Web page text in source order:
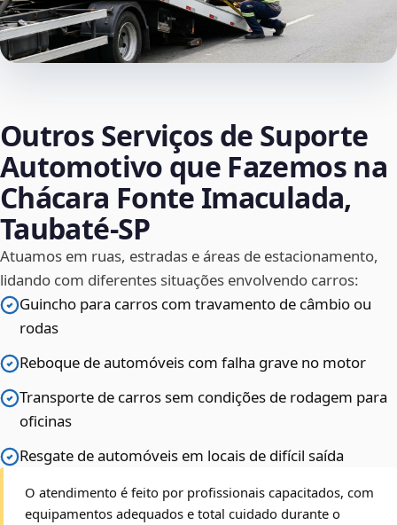
Outros Serviços de Suporte
Automotivo que Fazemos na
Chácara Fonte Imaculada,
Taubaté‑SP
Atuamos em ruas, estradas e áreas de estacionamento,
lidando com diferentes situações envolvendo carros:
Guincho para carros com travamento de câmbio ou
rodas
Reboque de automóveis com falha grave no motor
Transporte de carros sem condições de rodagem para
oficinas
Resgate de automóveis em locais de difícil saída
O atendimento é feito por profissionais capacitados, com
equipamentos adequados e total cuidado durante o